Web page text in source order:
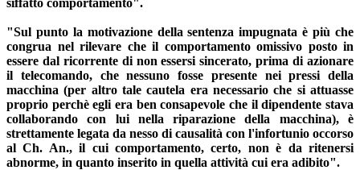
"Sul punto la motivazione della sentenza impugnata è più che
congrua nel rilevare che il comportamento omissivo posto in
essere dal ricorrente di non essersi sincerato, prima di azionare
il telecomando, che nessuno fosse presente nei pressi della
macchina (per altro tale cautela era necessario che si attuasse
proprio perchè egli era ben consapevole che il dipendente stava
collaborando con lui nella riparazione della macchina), è
strettamente legata da nesso di causalità con l'infortunio occorso
al Ch. An., il cui comportamento, certo, non è da ritenersi
abnorme, in quanto inserito in quella attività cui era adibito".